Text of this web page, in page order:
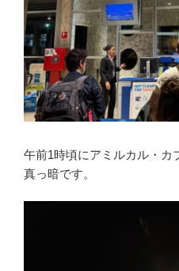
午前1時頃にアミルカル・カ
真っ暗です。